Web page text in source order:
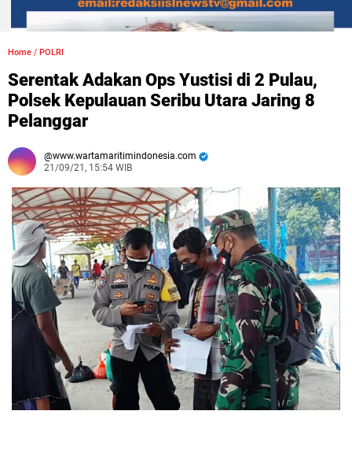
Home / POLRI
Serentak Adakan Ops Yustisi di 2 Pulau,
Polsek Kepulauan Seribu Utara Jaring 8
Pelanggar
www.wartamaritimindonesia.com
21/09/21, 15:54 WIB